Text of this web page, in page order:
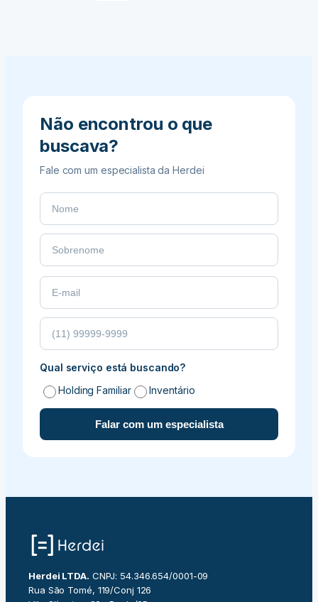
Não encontrou o que
buscava?
Fale com um especialista da Herdei
Qual serviço está buscando?
Holding Familiar
Inventário
Falar com um especialista
Herdei LTDA. CNPJ: 54.346.654/0001-09
Rua São Tomé, 119/Conj 126